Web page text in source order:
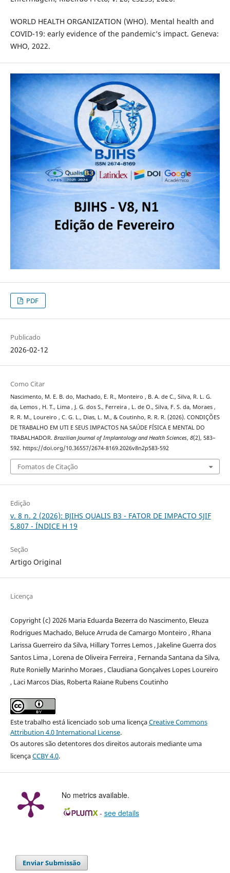
WORLD HEALTH ORGANIZATION (WHO). Mental health and
COVID-19: early evidence of the pandemic’s impact. Geneva:
WHO, 2022.
PDF
Publicado
2026-02-12
Como Citar
Nascimento, M. E. B. do, Machado, E. R., Monteiro , B. A. de C., Silva, R. L. G.
da, Lemos , H. T., Lima , J. G. dos S., Ferreira , L. de O., Silva, F. S. da, Moraes ,
R. R. M., Loureiro , C. G. L., Dias, L. M., & Coutinho, R. R. R. (2026). CONDIÇÕES
DE TRABALHO EM UTI E SEUS IMPACTOS NA SAÚDE FÍSICA E MENTAL DO
TRABALHADOR. Brazilian Journal of Implantology and Health Sciences, 8(2), 583–
592. https://doi.org/10.36557/2674-8169.2026v8n2p583-592
Fomatos de Citação
Edição
v. 8 n. 2 (2026): BJIHS QUALIS B3 - FATOR DE IMPACTO SJIF
5.807 - ÍNDICE H 19
Seção
Artigo Original
Licença
Copyright (c) 2026 Maria Eduarda Bezerra do Nascimento, Eleuza
Rodrigues Machado, Beluce Arruda de Camargo Monteiro , Rhana
Larissa Guerreiro da Silva, Hillary Torres Lemos , Jakeline Guerra dos
Santos Lima , Lorena de Oliveira Ferreira , Fernanda Santana da Silva,
Rute Ronielly Marinho Moraes , Claudiana Gonçalves Lopes Loureiro
, Laci Marcos Dias, Roberta Raiane Rubens Coutinho
Este trabalho está licenciado sob uma licençaCreative Commons
Attribution 4.0 International License.
Os autores são detentores dos direitos autorais mediante uma
licençaCCBY 4.0.
No metrics available.
- see details
Enviar Submissão